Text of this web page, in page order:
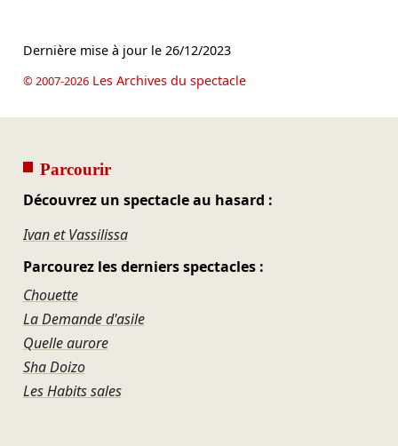
Dernière mise à jour le 26/12/2023
© 2007-2026Les Archives du spectacle
Parcourir
Découvrez un spectacle au hasard :
Ivan et Vassilissa
Parcourez les derniers spectacles :
Chouette
La Demande d'asile
Quelle aurore
Sha Doizo
Les Habits sales